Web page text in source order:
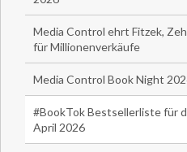
Media Control ehrt Fitzek,
für Millionenverkäufe
Media Control Book Night
#BookTok Bestsellerliste für
April 2026